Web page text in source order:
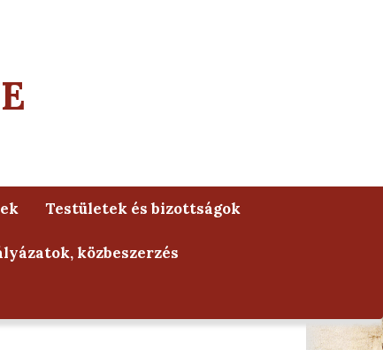
Testületek és bizottságok
közbeszerzés